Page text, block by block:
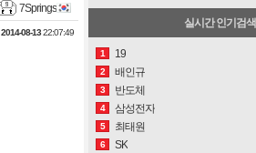
7Springs
2014-08-1322:07:49
실시간 인기검
1 19
2 배인규
3 반도체
4
삼성전자
5
최태원
6
SK